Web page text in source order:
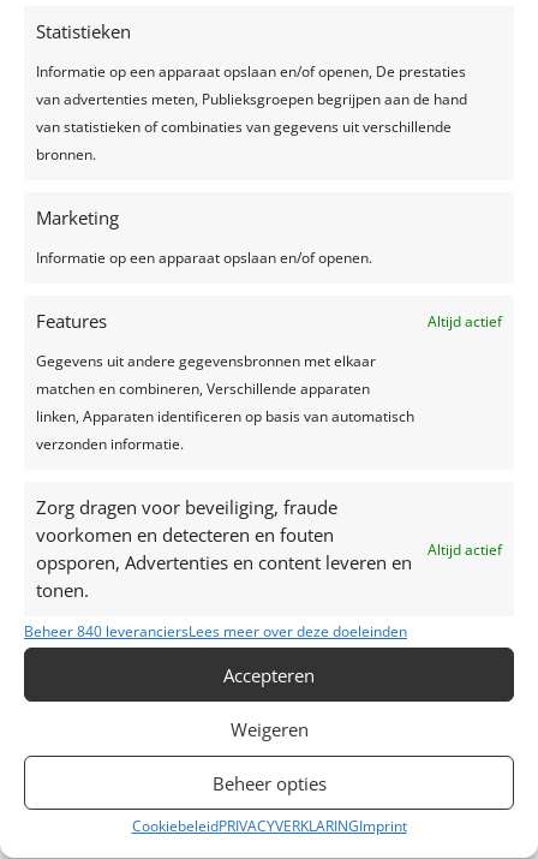
Statistieken
Informatie op een apparaat opslaan en/of openen, De prestaties
van advertenties meten, Publieksgroepen begrijpen aan de hand
van statistieken of combinaties van gegevens uit verschillende
bronnen.
Marketing
Informatie op een apparaat opslaan en/of openen.
Features
Altijd actief
Gegevens uit andere gegevensbronnen met elkaar
matchen en combineren, Verschillende apparaten
linken, Apparaten identificeren op basis van automatisch
verzonden informatie.
Zorg dragen voor beveiliging, fraude
voorkomen en detecteren en fouten
opsporen, Advertenties en content leveren en
tonen.
Altijd actief
Beheer 840 leveranciersLees meer over deze doeleinden
Accepteren
Weigeren
Beheer opties
CookiebeleidPRIVACYVERKLARINGImprint
Recente berichten
Een feest plannen, wat geef je uit?
Trouwjurken trends 2024
verkoelend drankje!
Top 7 trends voor huwelijken in 2024-2025
Recente reacties
M: +32 (0)472 42 32 29
liesbet@maisondesfetes.be